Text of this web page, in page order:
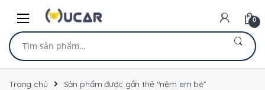
navigation
content
0
Tìm
kiếm:
Trang chủ Sản phẩm được gắn thẻ “nệm em bé”